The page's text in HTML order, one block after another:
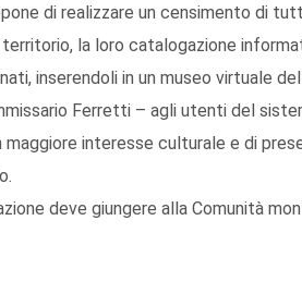
di realizzare un censimento di
la loro catalogazione
inserendoli in un museo virtuale
Ferretti – agli utenti del
maggiore interesse culturale e di
deve giungere alla Comunità